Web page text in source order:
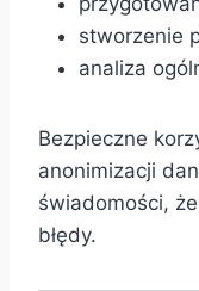
stworzenie
analiza
Bezpieczne
anonimizacji
świadomości,
błędy.